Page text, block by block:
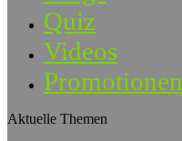
Quiz
Videos
Promotionen
Aktuelle Themen